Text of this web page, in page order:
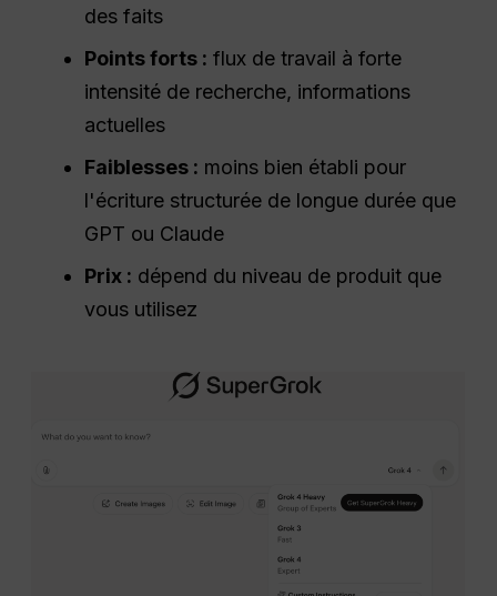
des faits
Points forts : flux de travail à forte
intensité de recherche, informations
actuelles
Faiblesses : moins bien établi pour
l'écriture structurée de longue durée que
GPT ou Claude
Prix : dépend du niveau de produit que
vous utilisez